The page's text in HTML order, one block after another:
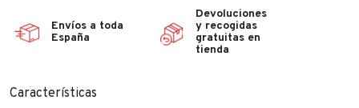
Envíos a toda
España
Devoluciones
y recogidas
gratuitas en
tienda
Características